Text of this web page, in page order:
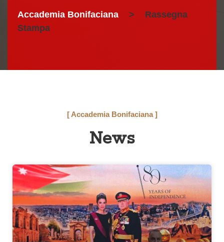
Accademia Bonifaciana >
Rassegna
Stampa
[ Accademia Bonifaciana ]
News